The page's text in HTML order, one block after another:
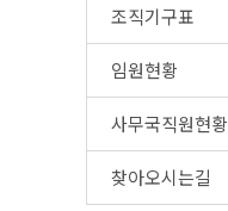
조직기구표
임원현황
사무국직원현황
찾아오시는길